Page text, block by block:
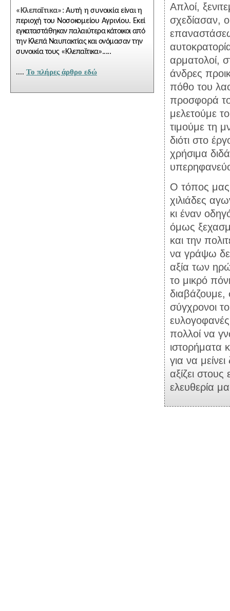
Απλοί,
σχεδίασαν,
επαναστάσεως γυμνών και άοπλων κατά
αυτοκρατορίας
αρματολοί,
άνδρες
πόθο του λαού για την ελευθερία του στη μακρόχρονη
προσφορά
μελετούμε το έργο και τη ζωή τους,
τιμούμε τη μνήμη
διότι στο
χρήσιμα
Ο τόπος μας, το Απόκουρο, στον αγώνα της παλιγγενεσίας έδωσε
χιλιάδες αγωνιστές, εκατοντάδες
κι έναν οδηγό,
όμως
και την
να γράψω δε
αξία των ηρώων, αλλά θα κωδικοποιήσω, θα συγκεντρώσω σε τούτο
το μικρό πόνημα, ό,τι έγραψαν γι’
διαβάζουμε,
σύγχρονοι του
πολλοί να γνωρίσουν τη δράση του, που είναι σκόρπια σε
ιστορήματα και
για να μείνει
αξίζει
ελευθερία
«Κλεπαΐτικα»:Αυτή η συνοικία είναι η
περιοχή του Νοσοκομείου Αγρινίου. Εκεί
εγκαταστάθηκαν παλαιύτερα κάτοικοι από
την Κλεπά Ναυπακτίας και ονόμασαν την
συνοικία τους «Κλεπαΐτικα».....
.... To πλήρες άρθρο εδώ